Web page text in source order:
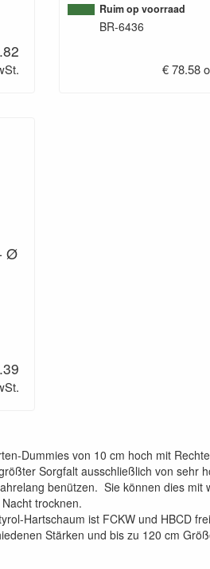
Ruim op voorraad
BR-6436
€ 78.58
Ø
Dummies von 10 cm hoch mit
Sorgfalt ausschließlich von sehr
benützen. Sie können dies
trocknen.
Hartschaum ist FCKW und HBCD
Stärken und bis zu 120 cm